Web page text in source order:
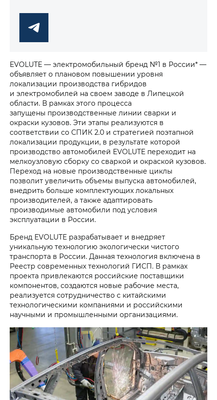
EVOLUTE — электромобильный бренд №1 в России* —
объявляет о плановом повышении уровня
локализации производства гибридов
и электромобилей на своем заводе в Липецкой
области. В рамках этого процесса
запущены производственные линии сварки и
окраски кузовов. Эти этапы реализуются в
соответствии со СПИК 2.0 и стратегией поэтапной
локализации продукции, в результате которой
производство автомобилей EVOLUTE переходит на
мелкоузловую сборку со сваркой и окраской кузовов.
Переход на новые производственные циклы
позволит увеличить объемы выпуска автомобилей,
внедрить больше комплектующих локальных
производителей, а также адаптировать
производимые автомобили под условия
эксплуатации в России.
Бренд EVOLUTE разрабатывает и внедряет
уникальную технологию экологически чистого
транспорта в России. Данная технология включена в
Реестр современных технологий ГИСП. В рамках
проекта привлекаются российские поставщики
компонентов, создаются новые рабочие места,
реализуется сотрудничество с китайскими
технологическими компаниями и российскими
научными и промышленными организациями.